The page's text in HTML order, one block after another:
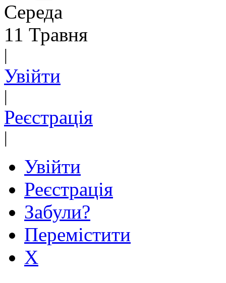
Середа
11 Травня
|
Увійти
|
Реєстрація
|
Увійти
Реєстрація
Забули?
Перемістити
X